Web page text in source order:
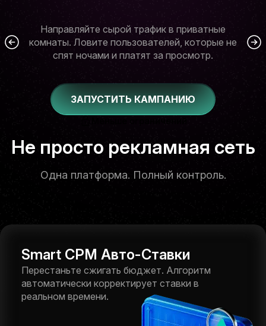
Направляйте сырой трафик в приватные
комнаты. Ловите пользователей, которые не
спят ночами и платят за просмотр.
ЗАПУСТИТЬ КАМПАНИЮ
Не просто рекламная сеть
Одна платформа. Полный контроль.
Smart CPM Авто-Ставки
Перестаньте сжигать бюджет. Алгоритм
автоматически корректирует ставки в
реальном времени.